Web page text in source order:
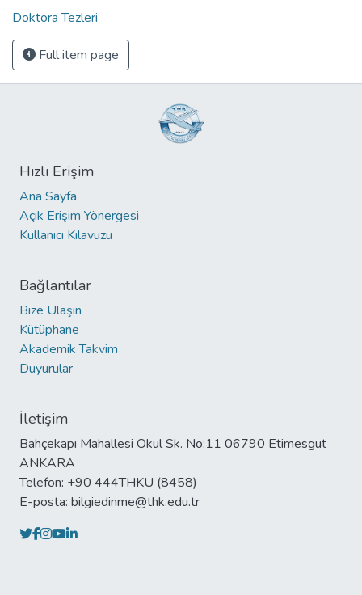
Doktora Tezleri
Full item page
Hızlı Erişim
Ana Sayfa
Açık Erişim Yönergesi
Kullanıcı Kılavuzu
Bağlantılar
Bize Ulaşın
Kütüphane
Akademik Takvim
Duyurular
İletişim
Bahçekapı Mahallesi Okul Sk. No:11 06790 Etimesgut
ANKARA
Telefon: +90 444THKU (8458)
E-posta: bilgiedinme@thk.edu.tr